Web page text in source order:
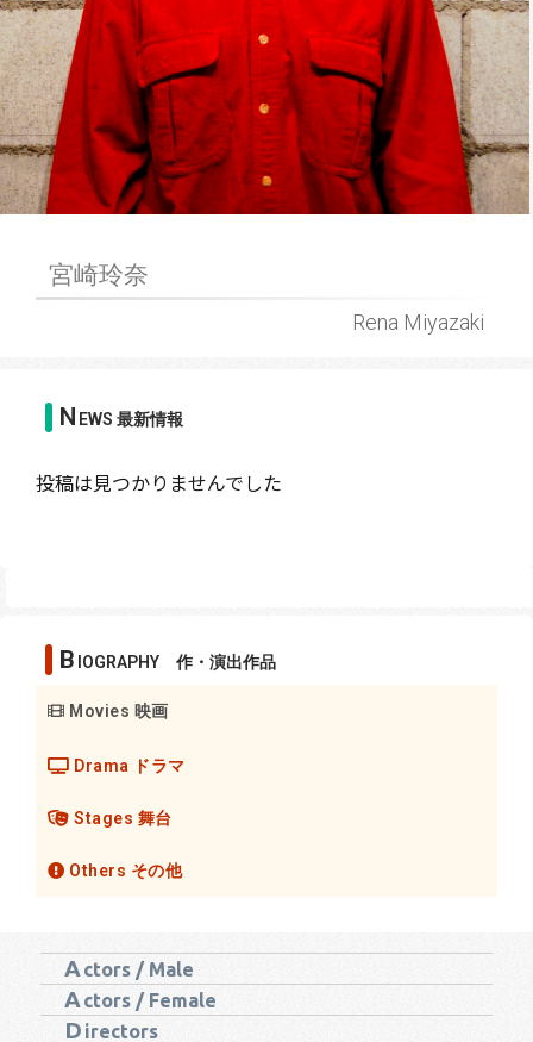
宮崎玲奈
Rena Miyazaki
N EWS 最新情報
投稿は見つかりませんでした
B IOGRAPHY 作・演出作品
Movies 映画
Drama ドラマ
Stages 舞台
Others その他
A ctors / Male
A ctors / Female
D irectors